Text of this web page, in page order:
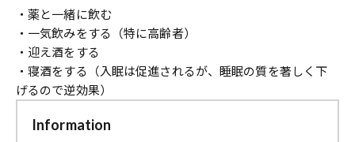
・薬と一緒に飲む
・一気飲みをする（特に高齢者）
・迎え酒をする
・寝酒をする（入眠は促進されるが、睡眠の質を著しく下
げるので逆効果）
Information